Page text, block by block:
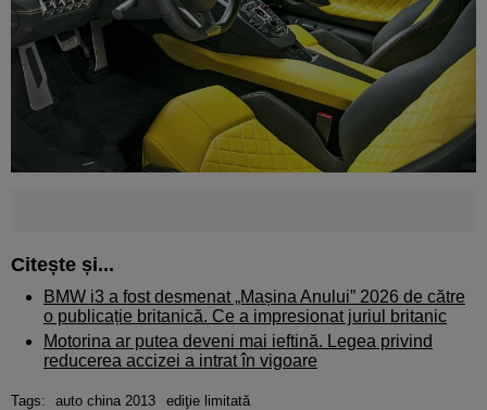
Citește și...
BMW i3 a fost desmenat „Mașina Anului” 2026 de către
o publicație britanică. Ce a impresionat juriul britanic
Motorina ar putea deveni mai ieftină. Legea privind
reducerea accizei a intrat în vigoare
Tags: auto china 2013
ediţie limitată